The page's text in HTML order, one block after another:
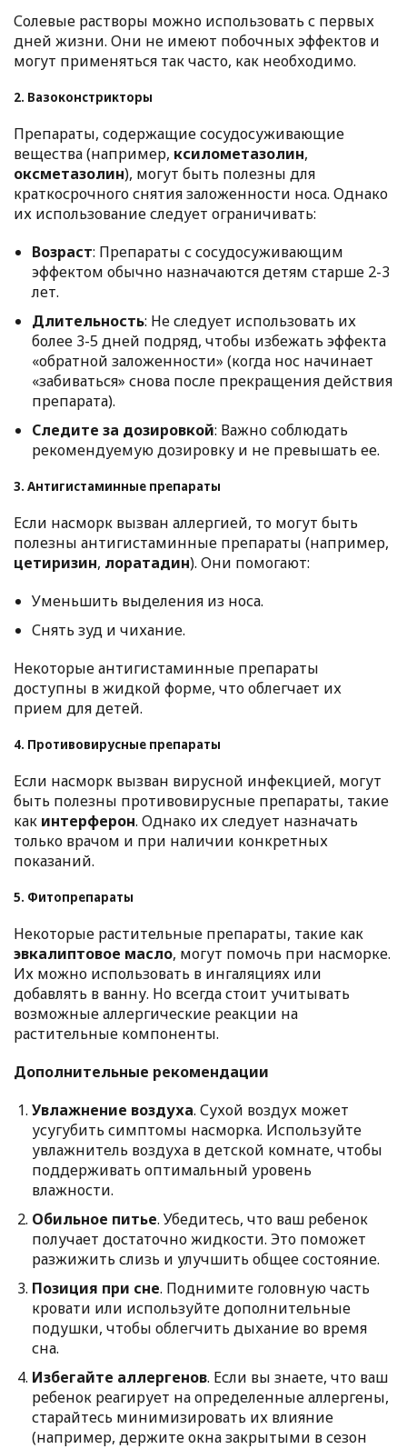
Солевые растворы можно использовать с первых
дней жизни. Они не имеют побочных эффектов и
могут применяться так часто, как необходимо.
2. Вазоконстрикторы
Препараты, содержащие сосудосуживающие
вещества (например, ксилометазолин,
оксметазолин), могут быть полезны для
краткосрочного снятия заложенности носа. Однако
их использование следует ограничивать:
Возраст: Препараты с сосудосуживающим
эффектом обычно назначаются детям старше 2-3
лет.
Длительность: Не следует использовать их
более 3-5 дней подряд, чтобы избежать эффекта
«обратной заложенности» (когда нос начинает
«забиваться» снова после прекращения действия
препарата).
Следите за дозировкой: Важно соблюдать
рекомендуемую дозировку и не превышать ее.
3. Антигистаминные препараты
Если насморк вызван аллергией, то могут быть
полезны антигистаминные препараты (например,
цетиризин, лоратадин). Они помогают:
Уменьшить выделения из носа.
Снять зуд и чихание.
Некоторые антигистаминные препараты
доступны в жидкой форме, что облегчает их
прием для детей.
4. Противовирусные препараты
Если насморк вызван вирусной инфекцией, могут
быть полезны противовирусные препараты, такие
как интерферон. Однако их следует назначать
только врачом и при наличии конкретных
показаний.
5. Фитопрепараты
Некоторые растительные препараты, такие как
эвкалиптовое масло, могут помочь при насморке.
Их можно использовать в ингаляциях или
добавлять в ванну. Но всегда стоит учитывать
возможные аллергические реакции на
растительные компоненты.
Дополнительные рекомендации
Увлажнение воздуха. Сухой воздух может
усугубить симптомы насморка. Используйте
увлажнитель воздуха в детской комнате, чтобы
поддерживать оптимальный уровень
влажности.
Обильное питье. Убедитесь, что ваш ребенок
получает достаточно жидкости. Это поможет
разжижить слизь и улучшить общее состояние.
Позиция при сне. Поднимите головную часть
кровати или используйте дополнительные
подушки, чтобы облегчить дыхание во время
сна.
Избегайте аллергенов. Если вы знаете, что ваш
ребенок реагирует на определенные аллергены,
старайтесь минимизировать их влияние
(например, держите окна закрытыми в сезон